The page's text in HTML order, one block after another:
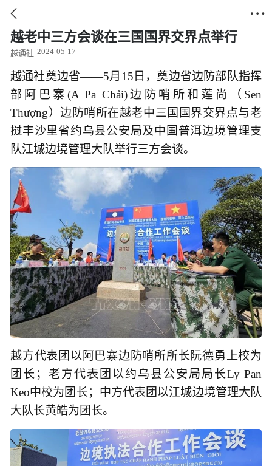
 
越老中三方会谈在三国国界交界点举行
越通社 2024-05-17
越通社奠边省——5月15日，奠边省边防部队指挥
部阿巴寨(A Pa Chải)边防哨所和莲尚（Sen
Thượng）边防哨所在越老中三国国界交界点与老
挝丰沙里省约乌县公安局及中国普洱边境管理支
队江城边境管理大队举行三方会谈。
越方代表团以阿巴寨边防哨所所长阮德勇上校为
团长；老方代表团以约乌县公安局局长Ly Pan
Keo中校为团长；中方代表团以江城边境管理大队
大队长黄皓为团长。